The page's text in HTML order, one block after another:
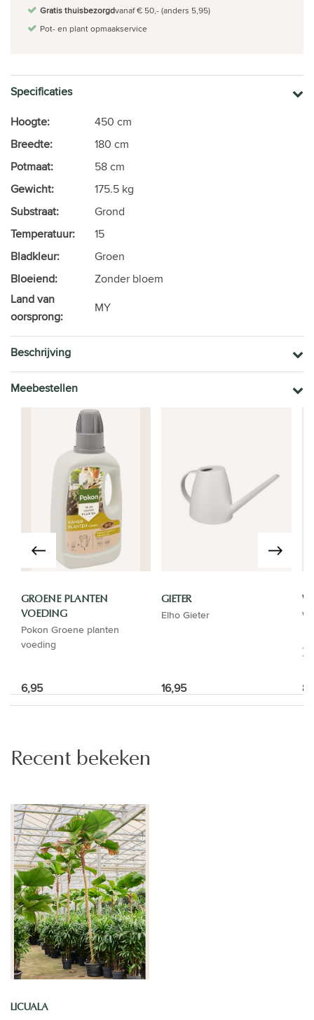
Gratis thuisbezorgdvanaf € 50,- (anders 5,95)
Pot- en plant opmaakservice
Specificaties
Hoogte:
450 cm
Breedte:
180 cm
Potmaat:
58 cm
Gewicht:
175.5 kg
Substraat:
Grond
Temperatuur:
15
Bladkleur:
Groen
Bloeiend:
Zonder bloem
Land van
oorsprong:
MY
Beschrijving
Meebestellen
GROENE PLANTEN
VOEDING
Pokon Groene planten
voeding
6,95
GIETER
Elho Gieter
16,95
Recent bekeken
LICUALA